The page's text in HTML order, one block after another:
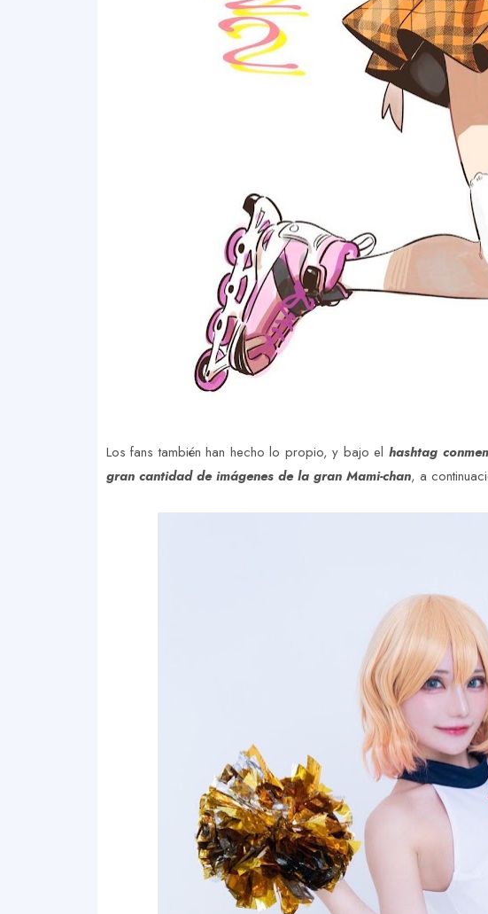
Los fans también han hecho lo propio, y bajo el hashtag
gran cantidad de imágenes de la gran Mami-chan, a